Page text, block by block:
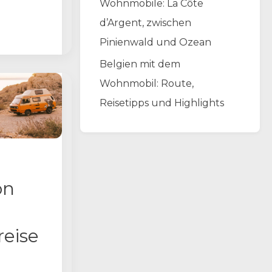
der
Wohnmobile: La Côte
d’Argent, zwischen
Pinienwald und Ozean
Belgien mit dem
Wohnmobil: Route,
Reisetipps und Highlights